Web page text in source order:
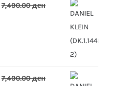
7,490.00ден
7,490.00ден